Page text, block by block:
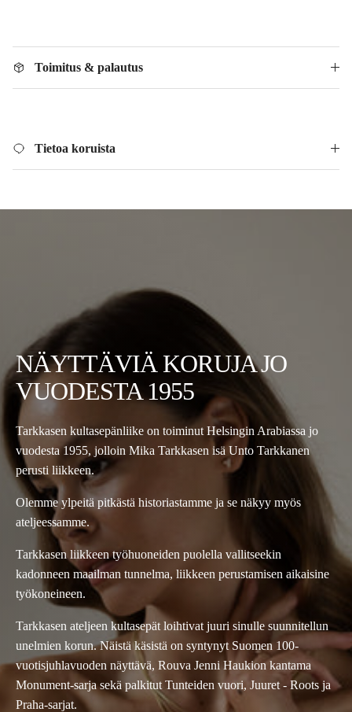
Toimitus & palautus
Tietoa koruista
NÄYTTÄVIÄ KORUJA JO
VUODESTA 1955
Tarkkasen kultasepänliike on toiminut Helsingin Arabiassa jo
vuodesta 1955, jolloin Mika Tarkkasen isä Unto Tarkkanen
perusti liikkeen.
Olemme ylpeitä pitkästä historiastamme ja se näkyy myös
ateljeessamme.
Tarkkasen liikkeen työhuoneiden puolella vallitseekin
kadonneen maailman tunnelma, liikkeen perustamisen aikaisine
työkoneineen.
Tarkkasen ateljeen kultasepät loihtivat juuri sinulle suunnitellun
unelmien korun. Näistä käsistä on syntynyt Suomen 100-
vuotisjuhlavuoden näyttävä, Rouva Jenni Haukion kantama
Monument-sarja sekä palkitut Tunteiden vuori, Juuret - Roots ja
Praha-sarjat.